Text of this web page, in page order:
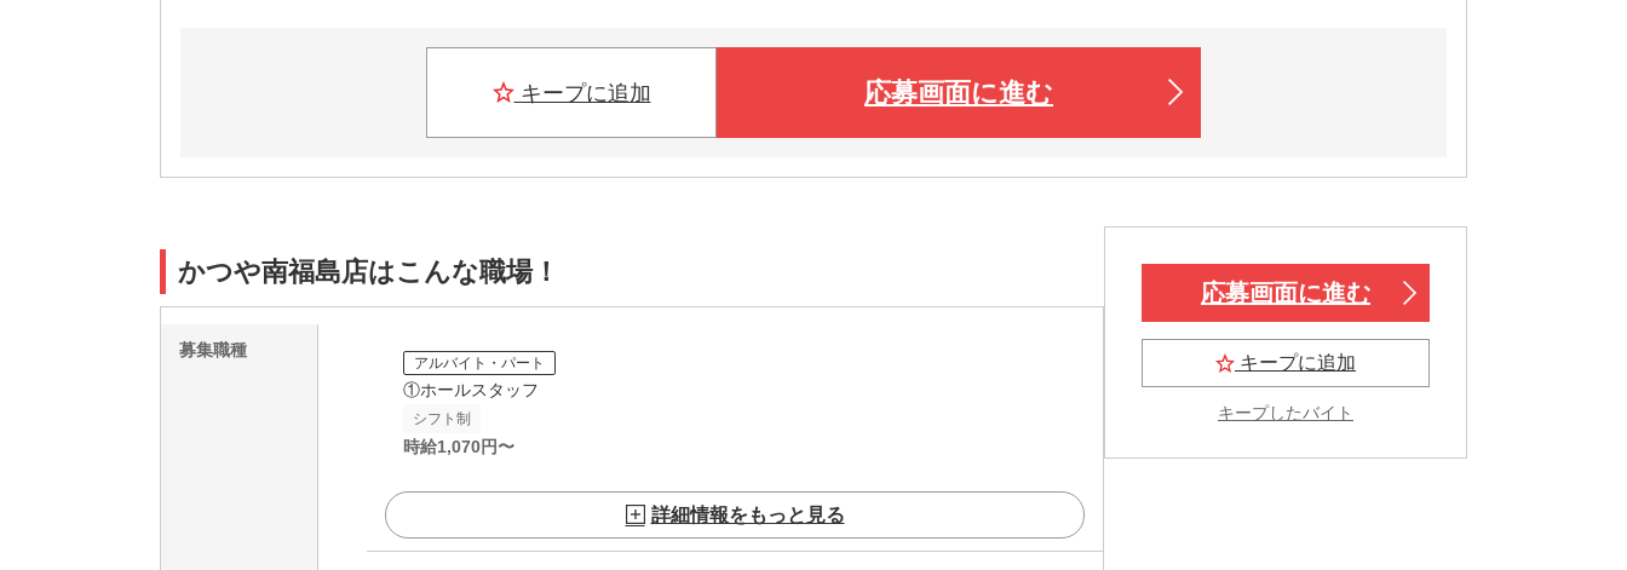
キープに追加 応募画面に進む
かつや南福島店はこんな職場！
募集職種
アルバイト・パート
①ホールスタッフ
シフト制
時給1,070円〜
詳細情報をもっと見る
応募画面に進む
キープに追加
キープしたバイト